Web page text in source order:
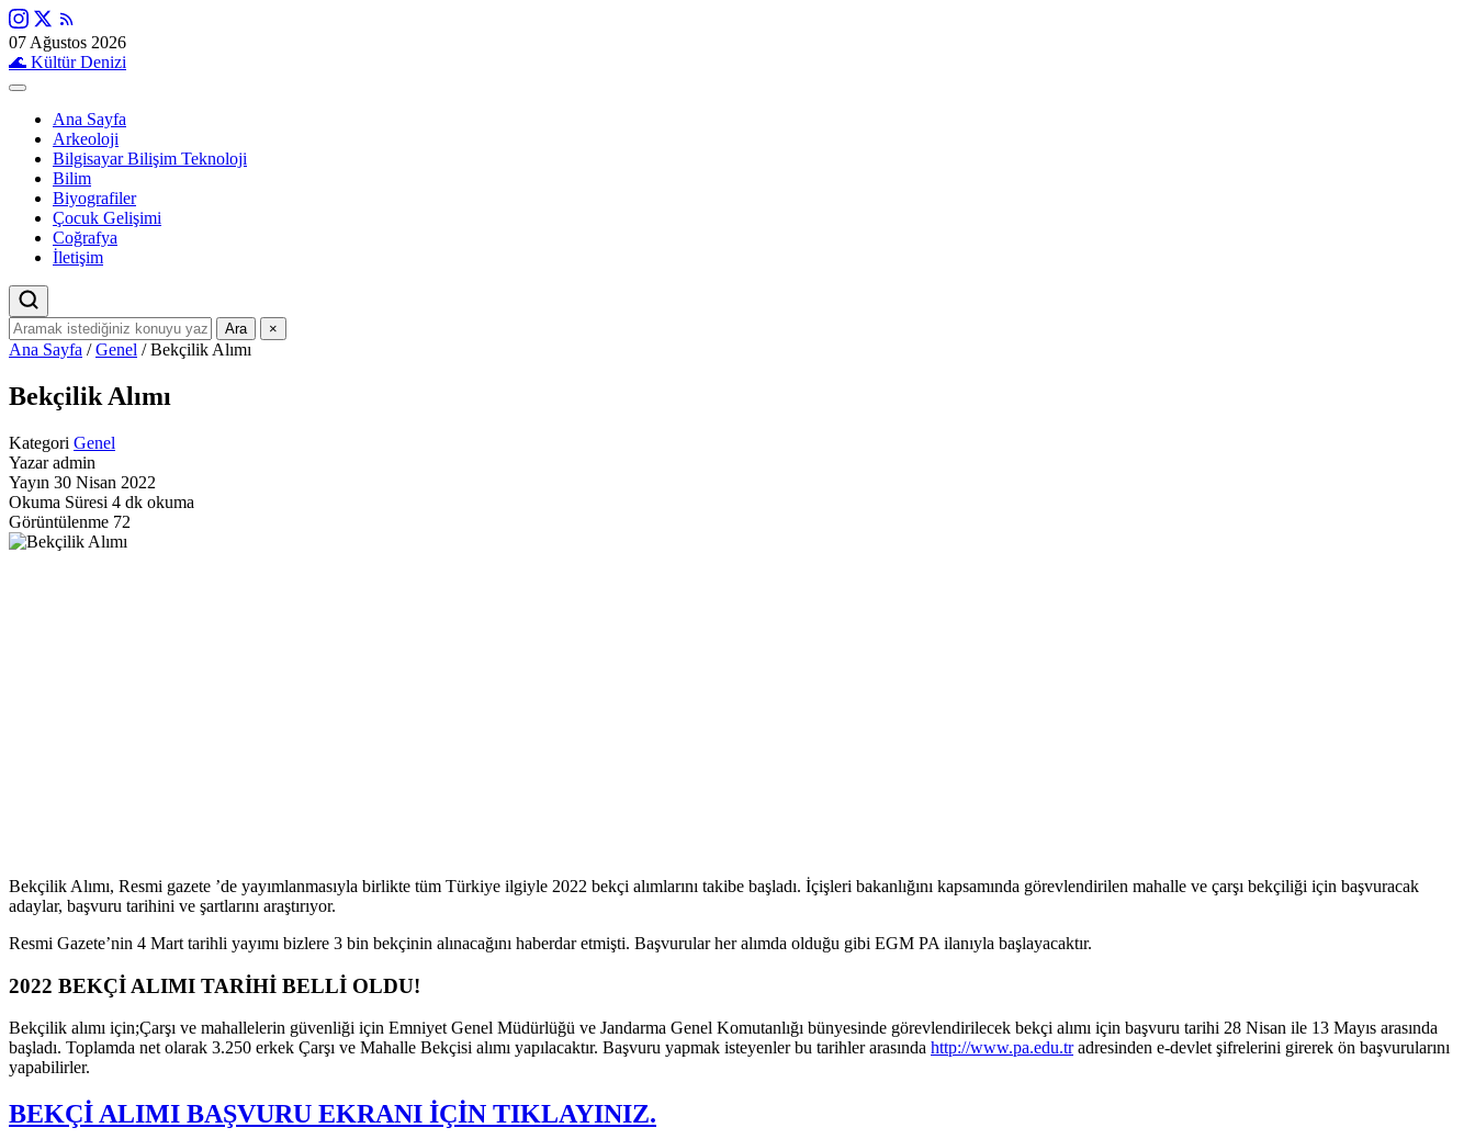
07 Ağustos 2026
🌊 Kültür Denizi
Ana Sayfa
Arkeoloji
Bilgisayar Bilişim Teknoloji
Bilim
Biyografiler
Çocuk Gelişimi
Coğrafya
İletişim
Ara ×
Ana Sayfa / Genel / Bekçilik Alımı
Bekçilik Alımı
Kategori Genel
Yazar admin
Yayın 30 Nisan 2022
Okuma Süresi 4 dk okuma
Görüntülenme 72
Bekçilik Alımı, Resmi gazete ’de yayımlanmasıyla birlikte tüm Türkiye ilgiyle 2022 bekçi alımlarını takibe başladı. İçişleri bakanlığını kapsamında görevlendirilen mahalle ve çarşı bekçiliği için başvuracak
adaylar, başvuru tarihini ve şartlarını araştırıyor.
Resmi Gazete’nin 4 Mart tarihli yayımı bizlere 3 bin bekçinin alınacağını haberdar etmişti. Başvurular her alımda olduğu gibi EGM PA ilanıyla başlayacaktır.
2022 BEKÇİ ALIMI TARİHİ BELLİ OLDU!
Bekçilik alımı için;Çarşı ve mahallelerin güvenliği için Emniyet Genel Müdürlüğü ve Jandarma Genel Komutanlığı bünyesinde görevlendirilecek bekçi alımı için başvuru tarihi 28 Nisan ile 13 Mayıs arasında
başladı. Toplamda net olarak 3.250 erkek Çarşı ve Mahalle Bekçisi alımı yapılacaktır. Başvuru yapmak isteyenler bu tarihler arasında http://www.pa.edu.tradresinden e-devlet şifrelerini girerek ön başvurularını
yapabilirler.
BEKÇİ ALIMI BAŞVURU EKRANI İÇİN TIKLAYINIZ.